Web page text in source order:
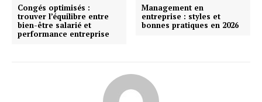
Congés optimisés :
trouver l’équilibre entre
bien-être salarié et
performance entreprise
Management en
entreprise : styles et
bonnes pratiques en 2026